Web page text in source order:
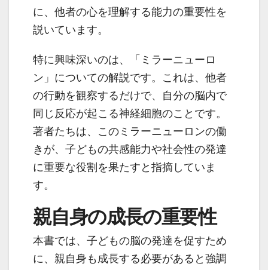
に、他者の心を理解する能力の重要性を
説いています。
特に興味深いのは、「ミラーニューロ
ン」についての解説です。これは、他者
の行動を観察するだけで、自分の脳内で
同じ反応が起こる神経細胞のことです。
著者たちは、このミラーニューロンの働
きが、子どもの共感能力や社会性の発達
に重要な役割を果たすと指摘していま
す。
親自身の成長の重要性
本書では、子どもの脳の発達を促すため
に、親自身も成長する必要があると強調